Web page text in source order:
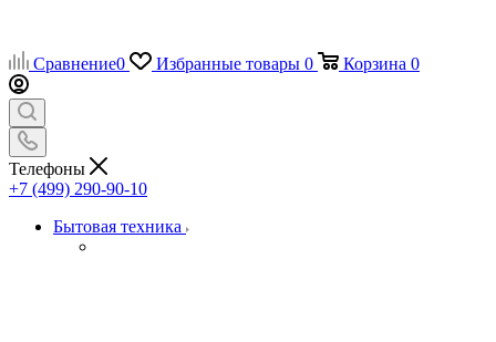
Сравнение0 Избранные товары 0 Корзина 0
Телефоны
+7 (499) 290-90-10
Бытовая техника